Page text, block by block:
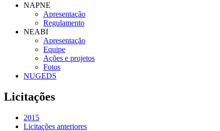
NAPNE
Apresentação
Regulamento
NEABI
Apresentação
Equipe
Ações e projetos
Fotos
NUGEDS
Licitações
2015
Licitações anteriores